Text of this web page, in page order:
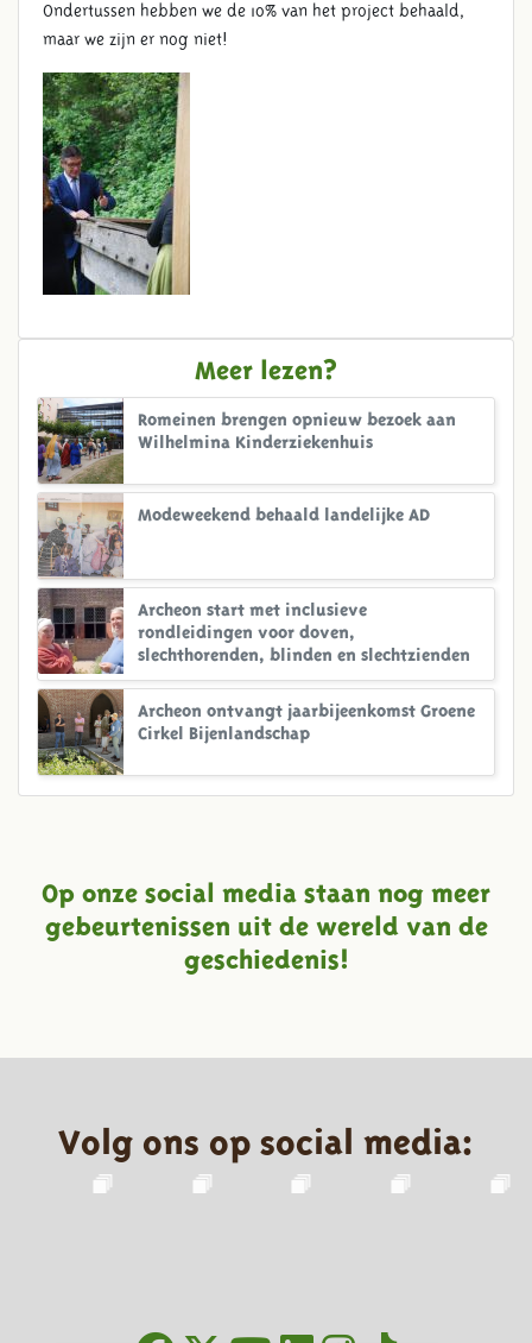
Ondertussen hebben we de 10% van het project behaald,
maar we zijn er nog niet!
Meer lezen?
Romeinen brengen opnieuw bezoek aan
Wilhelmina Kinderziekenhuis
Modeweekend behaald landelijke AD
Archeon start met inclusieve
rondleidingen voor doven,
slechthorenden, blinden en slechtzienden
Archeon ontvangt jaarbijeenkomst Groene
Cirkel Bijenlandschap
Op onze social media staan nog meer
gebeurtenissen uit de wereld van de
geschiedenis!
Volg ons op social media: